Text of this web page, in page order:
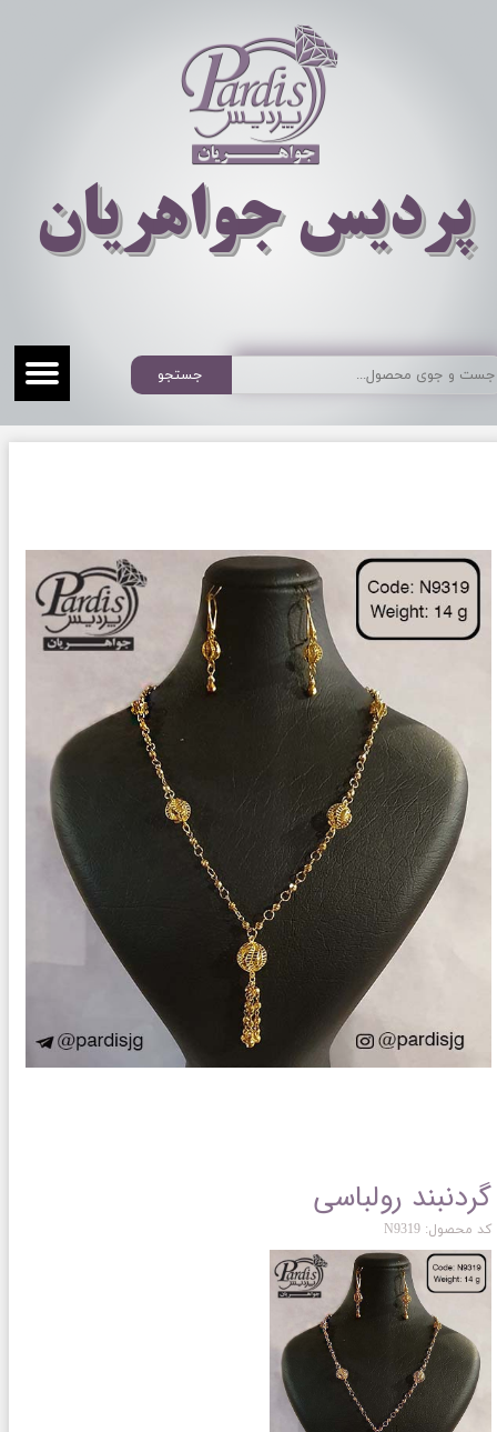
​​​​پردیس جواهریان
جستجو
گردنبند رولباسی
کد محصول: N9319